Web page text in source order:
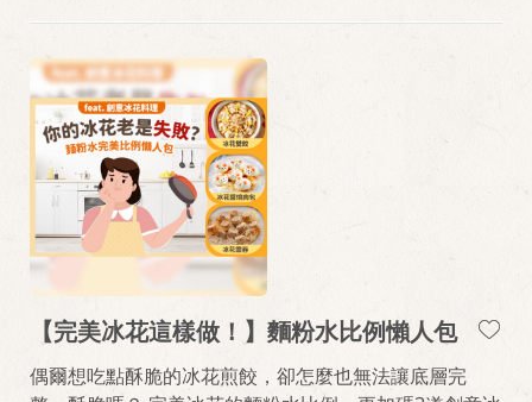
【完美冰花這樣做！】麵粉水比例懶人包
偶爾想吃點酥脆的冰花煎餃，卻怎麼也無法讓底層完